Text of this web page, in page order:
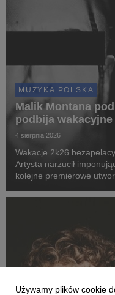
MUZYKA POLSKA
Malik Montana
podbija
4 sierpnia 2026
Wakacje 2k26
Artysta narzucił
kolejne premierowe
Najnowszy singiel „Abi
Używamy plików cookie